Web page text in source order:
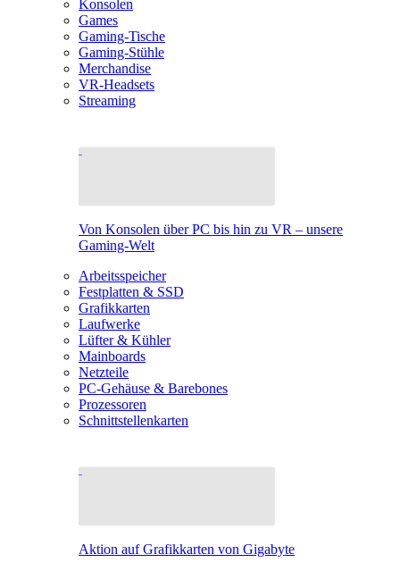
Konsolen
Games
Gaming-Tische
Gaming-Stühle
Merchandise
VR-Headsets
Streaming
Von Konsolen über PC bis hin zu VR – unsere
Gaming-Welt
Arbeitsspeicher
Festplatten & SSD
Grafikkarten
Laufwerke
Lüfter & Kühler
Mainboards
Netzteile
PC-Gehäuse & Barebones
Prozessoren
Schnittstellenkarten
Aktion auf Grafikkarten von Gigabyte